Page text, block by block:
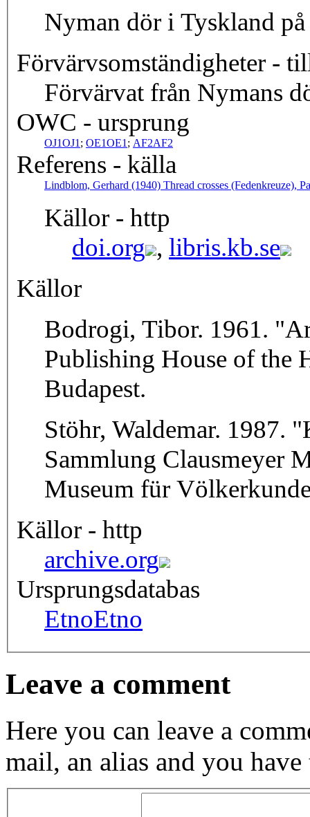
Nyman dör i Tyskland
Förvärvsomständigheter -
Förvärvat från Nymans
OWC - ursprung
OJ1OJ1 ; OE1OE1 ; AF2AF2
Referens - källa
Lindblom, Gerhard (1940) Thread crosses (Fedenkreuze),
Källor - http
doi.org , libris.kb.se
Källor
Bodrogi, Tibor. 1961.
Publishing House of the
Budapest.
Stöhr, Waldemar. 1987.
Sammlung Clausmeyer
Museum für
Källor - http
archive.org
Ursprungsdatabas
EtnoEtno
Leave a comment
Here you can leave a
mail, an alias and you have